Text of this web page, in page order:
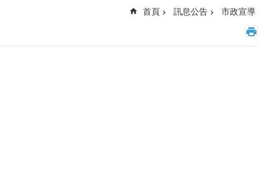
首頁 訊息公告 市政宣導